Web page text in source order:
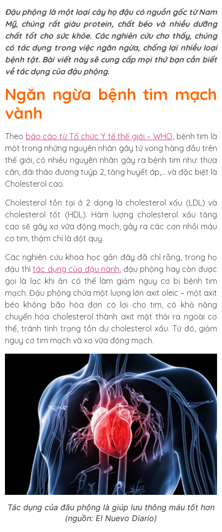
Đậu phộng là một loại cây họ đậu có nguồn gốc từ Nam
Mỹ, chúng rất giàu protein, chất béo và nhiều dưỡng
chất tốt cho sức khỏe. Các nghiên cứu cho thấy, chúng
có tác dụng trong việc ngăn ngừa, chống lại nhiều loại
bệnh tật. Bài viết này sẽ cung cấp mọi thứ bạn cần biết
về tác dụng của đậu phộng.
Ngăn ngừa bệnh tim mạch
vành
Theo báo cáo từ Tổ chức Y tế thế giới – WHO , bệnh tim là
một trong những nguyên nhân gây tử vong hàng đầu trên
thế giới, có nhiều nguyên nhân gây ra bệnh tim như: thừa
cân, đái tháo đường tuýp 2, tăng huyết áp,… và đặc biệt là
Cholesterol cao.
Cholesterol tồn tại ở 2 dạng là cholesterol xấu (LDL) và
cholesterol tốt (HDL). Hàm lượng cholesterol xấu tăng
cao sẽ gây xơ vữa động mạch, gây ra các cơn nhồi máu
cơ tim, thậm chí là đột quỵ.
Các nghiên cứu khoa học gần đây đã chỉ rằng, trong họ
đậu thìtác dụng của đậu nành, đậu phộng hay còn được
gọi là lạc khi ăn có thể làm giảm nguy cơ bị bệnh tim
mạch. Đậu phộng chứa một lượng lớn axit oleic – một axit
béo không bão hòa đơn có lợi cho tim, có khả năng
chuyển hóa cholesterol thành axit mật thải ra ngoài cơ
thể, tránh tình trạng tồn dư cholesterol xấu. Từ đó, giảm
nguy cơ tim mạch và xơ vữa động mạch.
Tác dụng của đâu phộng là giúp lưu thông máu tốt hơn
(nguồn: El Nuevo Diario)